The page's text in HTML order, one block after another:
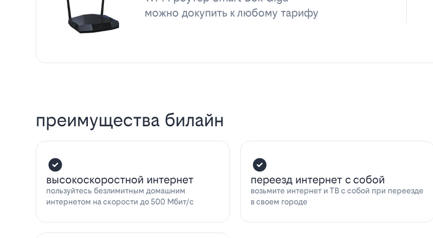
можно докупить к любому тарифу
преимущества билайн
высокоскоростной интернет
пользуйтесь безлимитным домашним
интернетом на скорости до 500 Мбит/с
переезд интернет с собой
возьмите интернет и ТВ с собой при переезде
в своем городе